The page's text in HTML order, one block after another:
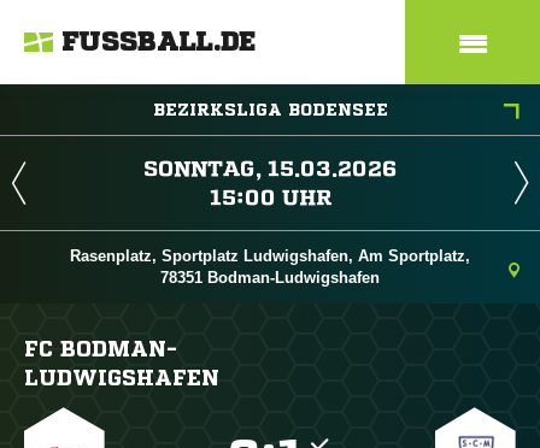
FUSSBALL.DE
BEZIRKSLIGA BODENSEE
 
 
Rasenplatz, Sportplatz Ludwigshafen, Am Sportplatz,
78351 Bodman-Ludwigshafen
FC BODMAN-
LUDWIGSHAFEN